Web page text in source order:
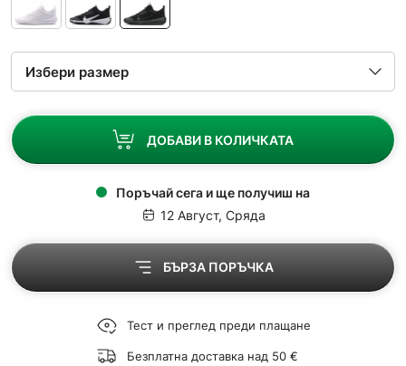
ДОБАВИ В КОЛИЧКАТА
Поръчай сега и ще получиш на
12 Август, Сряда
БЪРЗА ПОРЪЧКА
Тест и преглед преди плащане
Безплатна доставка над 50 €